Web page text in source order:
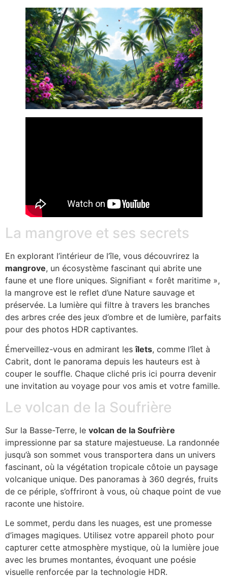
La mangrove et ses secrets
En explorant l’intérieur de l’île, vous découvrirez la
mangrove, un écosystème fascinant qui abrite une
faune et une flore uniques. Signifiant « forêt maritime »,
la mangrove est le reflet d’une Nature sauvage et
préservée. La lumière qui filtre à travers les branches
des arbres crée des jeux d’ombre et de lumière, parfaits
pour des photos HDR captivantes.
Émerveillez-vous en admirant lesîlets, comme l’îlet à
Cabrit, dont le panorama depuis les hauteurs est à
couper le souffle. Chaque cliché pris ici pourra devenir
une invitation au voyage pour vos amis et votre famille.
Le volcan de la Soufrière
Sur la Basse-Terre, le volcan de la Soufrière
impressionne par sa stature majestueuse. La randonnée
jusqu’à son sommet vous transportera dans un univers
fascinant, où la végétation tropicale côtoie un paysage
volcanique unique. Des panoramas à 360 degrés, fruits
de ce périple, s’offriront à vous, où chaque point de vue
raconte une histoire.
Le sommet, perdu dans les nuages, est une promesse
d’images magiques. Utilisez votre appareil photo pour
capturer cette atmosphère mystique, où la lumière joue
avec les brumes montantes, évoquant une poésie
visuelle renforcée par la technologie HDR.